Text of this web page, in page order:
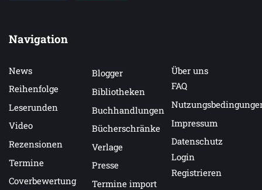
Navigation
News
Reihenfolge
Leserunden
Video
Rezensionen
Termine
Coverbewertung
Blogger
Bibliotheken
Buchhandlungen
Bücherschränke
Verlage
Presse
Termine import
Über uns
FAQ
Impressum
Datenschutz
Login
Registrieren